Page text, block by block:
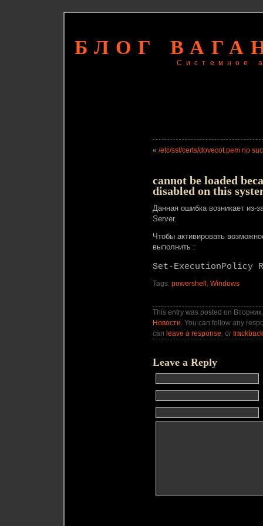
БЛОГ
Системное
« /etc/ssl/certs/dovecot.pem no
cannot be loaded
disabled on this
Данная ошибка возникает из-
Server.
Чтобы активировать
выполнить :
Set-ExecutionPolicy
Tags: powershell , Windows
This entry was posted on
Новости. You can follow any
can leave a response, or trackback
Leave a Reply